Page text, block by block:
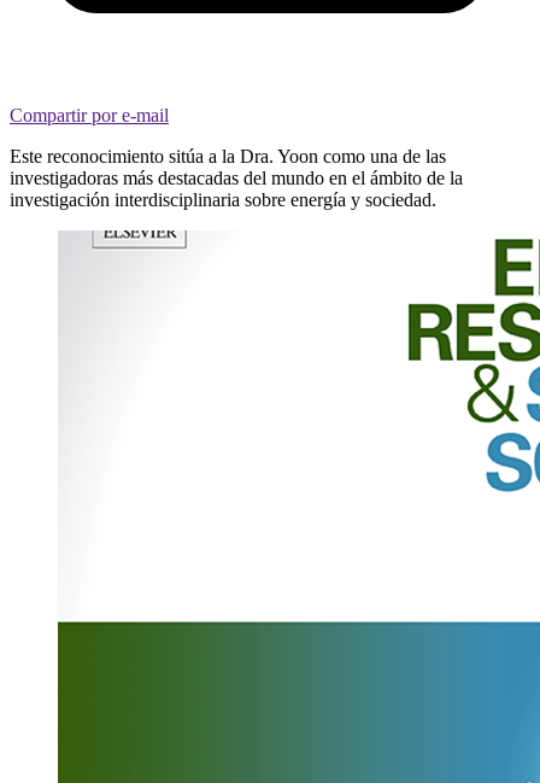
Compartir por e-mail
Este reconocimiento sitúa a la Dra. Yoon como una de las
investigadoras más destacadas del mundo en el ámbito de la
investigación interdisciplinaria sobre energía y sociedad.